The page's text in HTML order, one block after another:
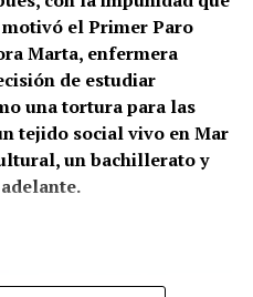
postergadas
todas juntas. Y salen
la guitarra de Nina.
sola. En realidad no
o con
caído esa ficha.
salchichas a las tres de
Oculta. «A veces viendo
le pasa a Dios, que está
con su bicicleta, levanta
motivó el Primer Paro
Marta, enfermera
de estudiar
una tortura para las
tejido social vivo en Mar
un bachillerato y